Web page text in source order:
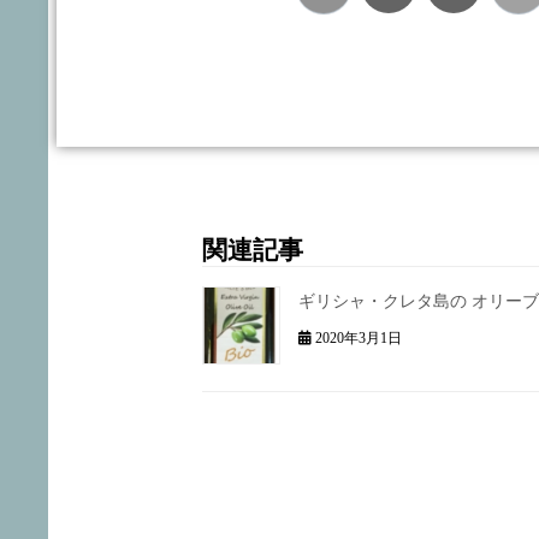
関連記事
ギリシャ・クレタ島の オリー
2020年3月1日